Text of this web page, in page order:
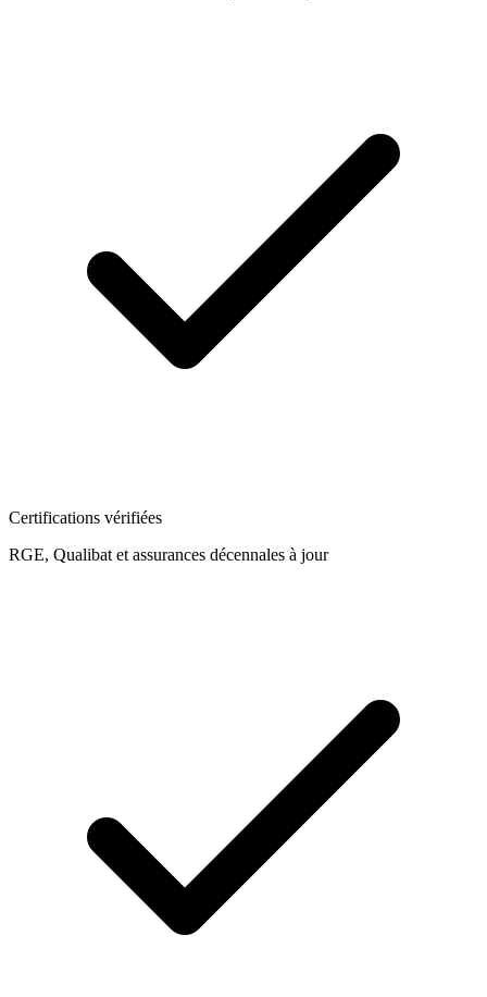
Certifications vérifiées
RGE, Qualibat et assurances décennales à jour